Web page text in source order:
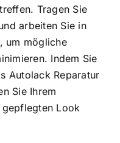
Tragen Sie
arbeiten Sie in
um mögliche
Indem Sie
Autolack Reparatur
Sie Ihrem
Look